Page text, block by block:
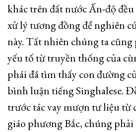
khác trên đất nước Ấn-độ
xử lý tương đồng để nghiên
này. Tất nhiên chúng ta
yếu tố từ truyền thống của
phái đã tìm thấy con đường
bình luận tiếng Singhalese.
trước tác vay mượn tư liệu từ
giáo phương Bắc, chúng